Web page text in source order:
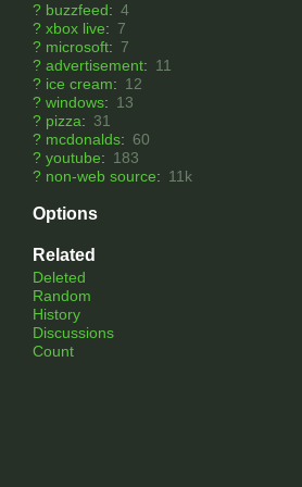
? buzzfeed: 4
? xbox live: 7
? microsoft: 7
? advertisement: 11
? ice cream: 12
? windows: 13
? pizza: 31
? mcdonalds: 60
? youtube: 183
? non-web source: 11k
Options
Related
Deleted
Random
History
Discussions
Count